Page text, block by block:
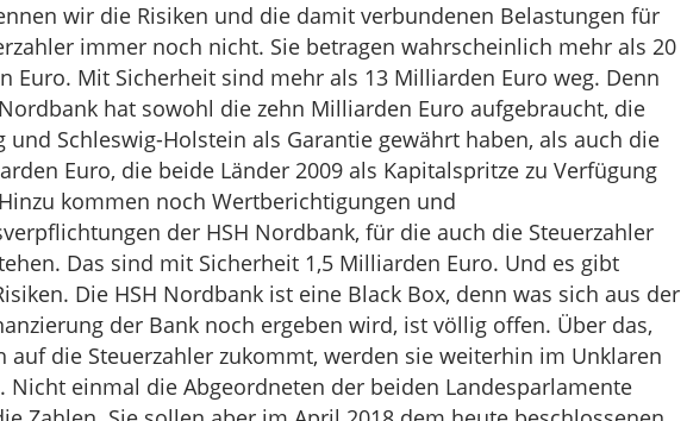
wir die Risiken und die damit verbundenen Belastungen für
immer noch nicht. Sie betragen wahrscheinlich mehr als 20
Euro. Mit Sicherheit sind mehr als 13 Milliarden Euro weg. Denn
hat sowohl die zehn Milliarden Euro aufgebraucht, die
und Schleswig-Holstein als Garantie gewährt haben, als auch die
Euro, die beide Länder 2009 als Kapitalspritze zu Verfügung
kommen noch Wertberichtigungen und
der HSH Nordbank, für die auch die Steuerzahler
Das sind mit Sicherheit 1,5 Milliarden Euro. Und es gibt
Die HSH Nordbank ist eine Black Box, denn was sich aus der
der Bank noch ergeben wird, ist völlig offen. Über das,
auf die Steuerzahler zukommt, werden sie weiterhin im Unklaren
Nicht einmal die Abgeordneten der beiden Landesparlamente